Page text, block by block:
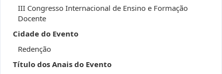
III Congresso Internacional de Ensino e Formação
Docente
Cidade do Evento
Redenção
Título dos Anais do Evento